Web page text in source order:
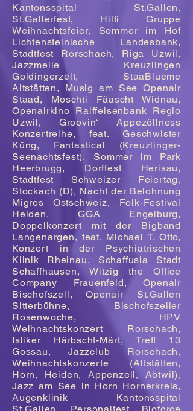
Kantonsspital St.Gallen,
St.Gallerfest, Hilti Gruppe
Weihnachtsfeier, Sommer im Hof
Lichtensteinische Landesbank,
Stadtfest Rorschach, Riga Uzwil,
Jazzmeile Kreuzlingen
Goldingerzelt, StaaBlueme
Altstätten, Musig am See Openair
Staad, Moschti Fäascht Widnau,
Openairkino Raiffeisenbank Regio
Uzwil, Groovin‘ Appezöllness
Konzertreihe, feat. Geschwister
Küng, Fantastical (Kreuzlinger-
Seenachtsfest), Sommer im Park
Heerbrugg, Dorffest Herisau,
Stadtfest Schweizer Feiertag,
Stockach (D), Nacht der Belohnung
Migros Ostschweiz, Folk-Festival
Heiden, GGA Engelburg,
Doppelkonzert mit der Bigband
Langenargen, feat. Michael T. Otto,
Konzert in der Psychiatrischen
Klinik Rheinau, Schaffusia Stadt
Schaffhausen, Witzig the Office
Company Frauenfeld, Openair
Bischofszell, Openair St.Gallen
Sitterbühne, Bischofszeller
Rosenwoche, HPV
Weihnachtskonzert Rorschach,
Isliker Härbscht-Märt, Treff 13
Gossau, Jazzclub Rorschach,
Weihnachtskonzerte (Altstätten,
Horn, Heiden, Appenzell, Abtwil),
Jazz am See in Horn Hornerkreis,
Augenklinik Kantonsspital